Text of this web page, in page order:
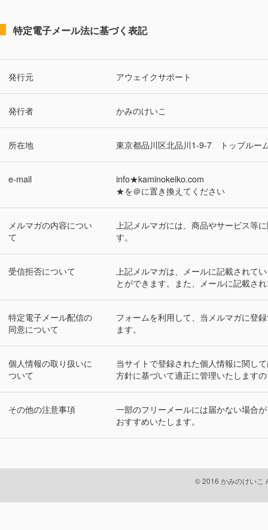
特定電子メール法に基づく表記
発行元 アウェイクサポート
発行者 かみのけいこ
所在地 東京都品川区北品川1-9-7 トップルー
e-mail
info★kaminokeiko.com
★を＠に置き換えてください
メルマガの内容につい
て
上記メルマガには、商品やサービス等
す。
受信拒否について
上記メルマガは、メールに記載されて
とができます。また、メールに記載さ
特定電子メール配信の
同意について
フォームを利用して、当メルマガに登
ます。
個人情報の取り扱いに
ついて
当サイトで登録された個人情報に関し
方針に基づいて適正に管理いたします
その他の注意事項
一部のフリーメールには届かない場合
おすすめいたします。
© 2016 かみのけいこ